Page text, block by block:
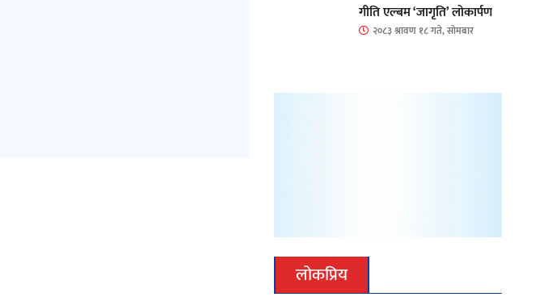
गीति एल्बम ‘जागृति’ लोकार्पण
२०८३ श्रावण १८ गते, सोमबार
लोकप्रिय